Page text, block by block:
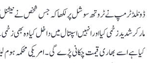
ڈونلڈ ٹرمپ نے ٹروتھ سوشل پر لکھا کہ جس شخص نے نیشنل
مار کر شدید زخمی کیا اور انہیں اسپتال میں داخل کیا وہ
کیا ہے اسے بھاری قیمت چکانی پڑے گی۔ امریکی محکمہ ہوم